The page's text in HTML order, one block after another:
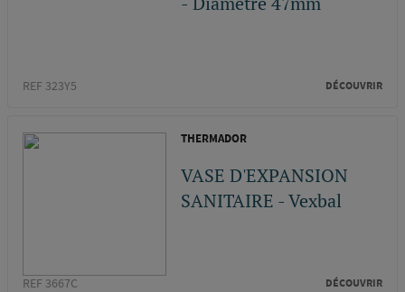
REF 323Y5 DÉCOUVRIR
THERMADOR
VASE D'EXPANSION
SANITAIRE - Vexbal
REF 3667C DÉCOUVRIR